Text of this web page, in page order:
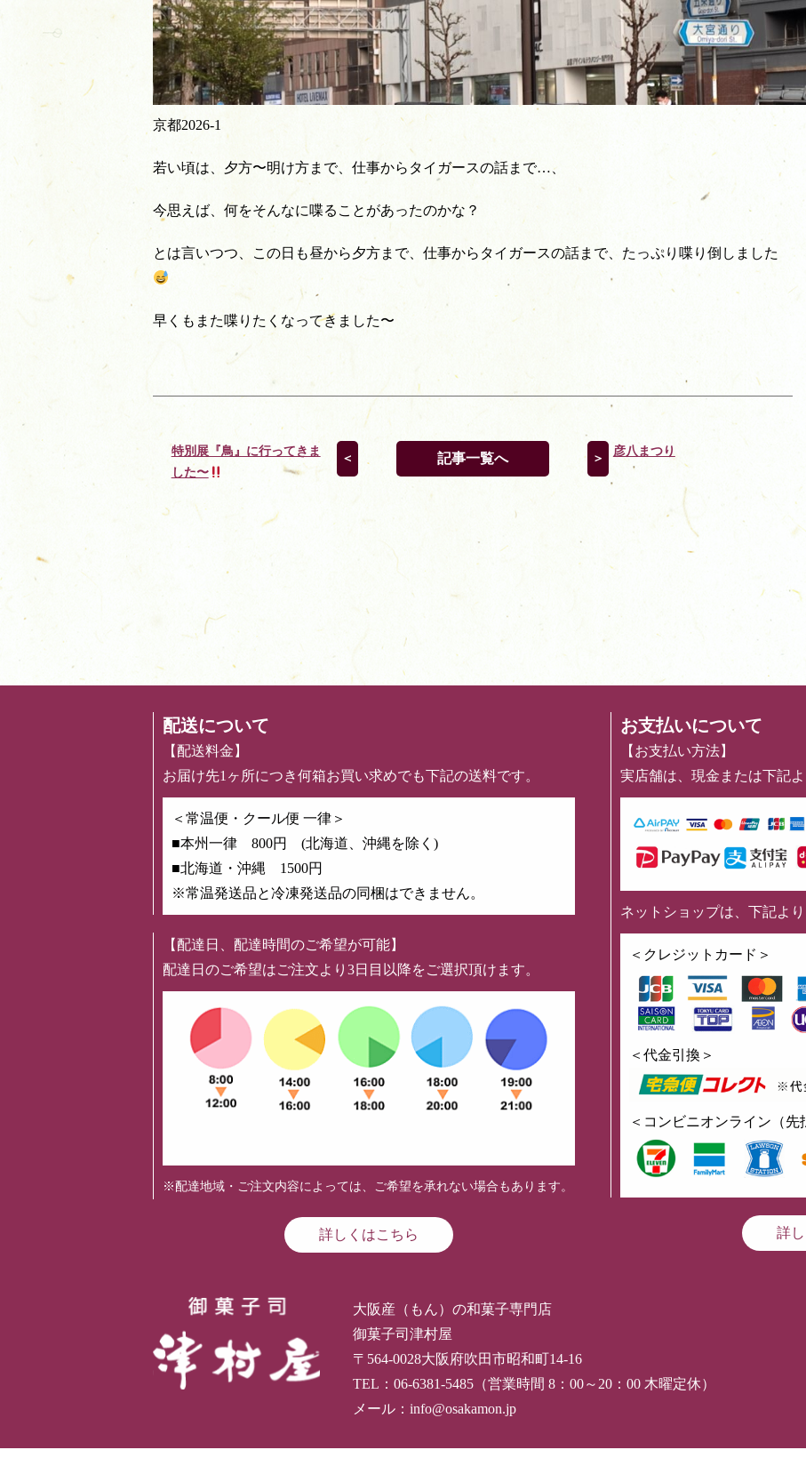
京都2026-1
若い頃は、夕方〜明け方まで、仕事からタイガースの話まで…、
今思えば、何をそんなに喋ることがあったのかな？
とは言いつつ、この日も昼から夕方まで、仕事からタイガースの話まで、たっぷり喋り倒しました
早くもまた喋りたくなってきました〜
特別展『鳥』に行ってきま
した〜
＜ 記事一覧へ ＞
彦八まつり
配送について
【配送料金】
お届け先1ヶ所につき何箱お買い求めでも下記の送料です。
＜常温便・クール便 一律＞
■本州一律 800円 (北海道、沖縄を除く)
■北海道・沖縄 1500円
※常温発送品と冷凍発送品の同梱はできません。
【配達日、配達時間のご希望が可能】
配達日のご希望はご注文より3日目以降をご選択頂けます。
※配達地域・ご注文内容によっては、ご希望を承れない場合もあります。
詳しくはこちら
お支払いについて
【お支払い方法】
実店舗は、現金または下記よ
ネットショップは、下記より
＜クレジットカード＞
＜代金引換＞
＜コンビニオンライン（先
詳
大阪産（もん）の和菓子専門店
御菓子司津村屋
〒564-0028大阪府吹田市昭和町14-16
TEL：06-6381-5485（営業時間 8：00～20：00 木曜定休）
メール：info@osakamon.jp